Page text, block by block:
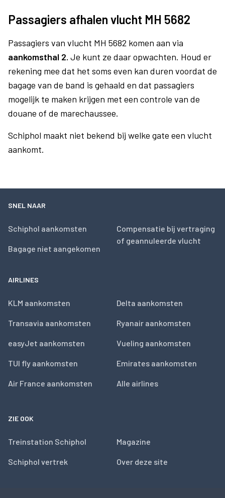
Passagiers afhalen vlucht MH 5682
Passagiers van vlucht MH 5682 komen aan via
aankomsthal 2. Je kunt ze daar opwachten. Houd er
rekening mee dat het soms even kan duren voordat de
bagage van de band is gehaald en dat passagiers
mogelijk te maken krijgen met een controle van de
douane of de marechaussee.
Schiphol maakt niet bekend bij welke gate een vlucht
aankomt.
SNEL NAAR
Schiphol aankomsten
Bagage niet aangekomen
Compensatie bij vertraging
of geannuleerde vlucht
AIRLINES
KLM aankomsten
Transavia aankomsten
easyJet aankomsten
TUI fly aankomsten
Air France aankomsten
Delta aankomsten
Ryanair aankomsten
Vueling aankomsten
Emirates aankomsten
Alle airlines
ZIE OOK
Treinstation Schiphol
Schiphol vertrek
Magazine
Over deze site